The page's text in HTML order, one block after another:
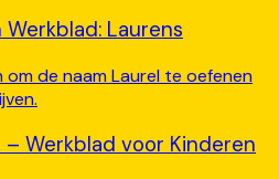
Laurens
Werkblad voor Kinderen